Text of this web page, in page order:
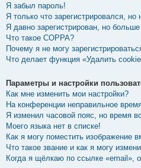
Я забыл пароль!
Я только что зарегистрировался, но
Я давно зарегистрирован, но
Что такое COPPA?
Почему я не могу
Что делает функция «Удалить
Параметры и настройки
Как мне изменить мои настройки?
На конференции неправильное
Я изменил часовой пояс, но время
Моего языка нет в списке!
Как я могу поместить изображение
Что такое звание и как я могу
Когда я щёлкаю по ссылке «email»,